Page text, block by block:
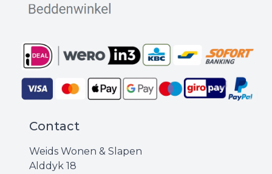
Contact
Weids Wonen & Slapen
Alddyk 18